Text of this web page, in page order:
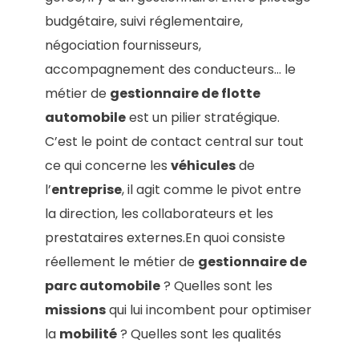
budgétaire, suivi réglementaire,
négociation fournisseurs,
accompagnement des conducteurs… le
métier de gestionnaire de flotte
automobileest un pilier stratégique.
C’est le point de contact central sur tout
ce qui concerne les véhiculesde
l’entreprise, il agit comme le pivot entre
la direction, les collaborateurs et les
prestataires externes.En quoi consiste
réellement le métier de gestionnaire de
parc automobile? Quelles sont les
missionsqui lui incombent pour optimiser
la mobilité? Quelles sont les qualités